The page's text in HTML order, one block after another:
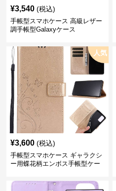
¥3,540 (税込)
手帳型スマホケース 高級レザー
調手帳型Galaxyケース
人気
¥3,600 (税込)
手帳型スマホケース ギャラクシ
ー用蝶花柄エンボス手帳型ケー